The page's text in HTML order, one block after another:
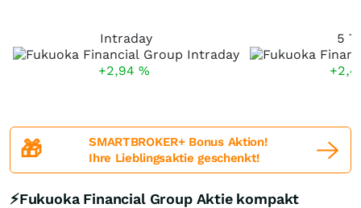
Intraday
+2,94 %
5
🎁
SMARTBROKER+ Bonus Aktion!
Ihre Lieblingsaktie geschenkt!
⚡Fukuoka Financial Group Aktie kompakt